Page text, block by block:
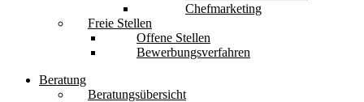
Chefmarketing
Freie Stellen
Offene Stellen
Bewerbungsverfahren
Beratung
Beratungsübersicht